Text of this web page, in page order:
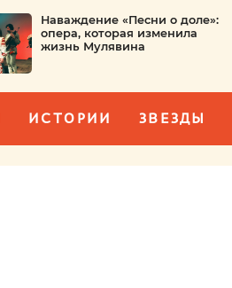
Наваждение «Песни о доле»:
опера, которая изменила
жизнь Мулявина
ИСТОРИИ ЗВЕЗДЫ